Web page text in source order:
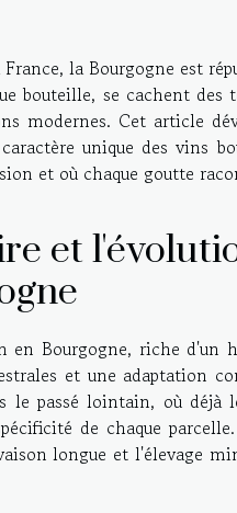
la Bourgogne est
bouteille, se cachent
modernes. Cet article
unique des vins
et où chaque goutte
et
en Bourgogne, riche d'un
et une adaptation
le passé lointain, où déjà
de chaque
longue et l'élevage